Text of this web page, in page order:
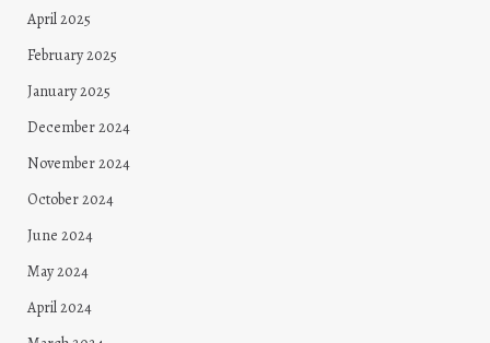
April 2025
February 2025
January 2025
December 2024
November 2024
October 2024
June 2024
May 2024
April 2024